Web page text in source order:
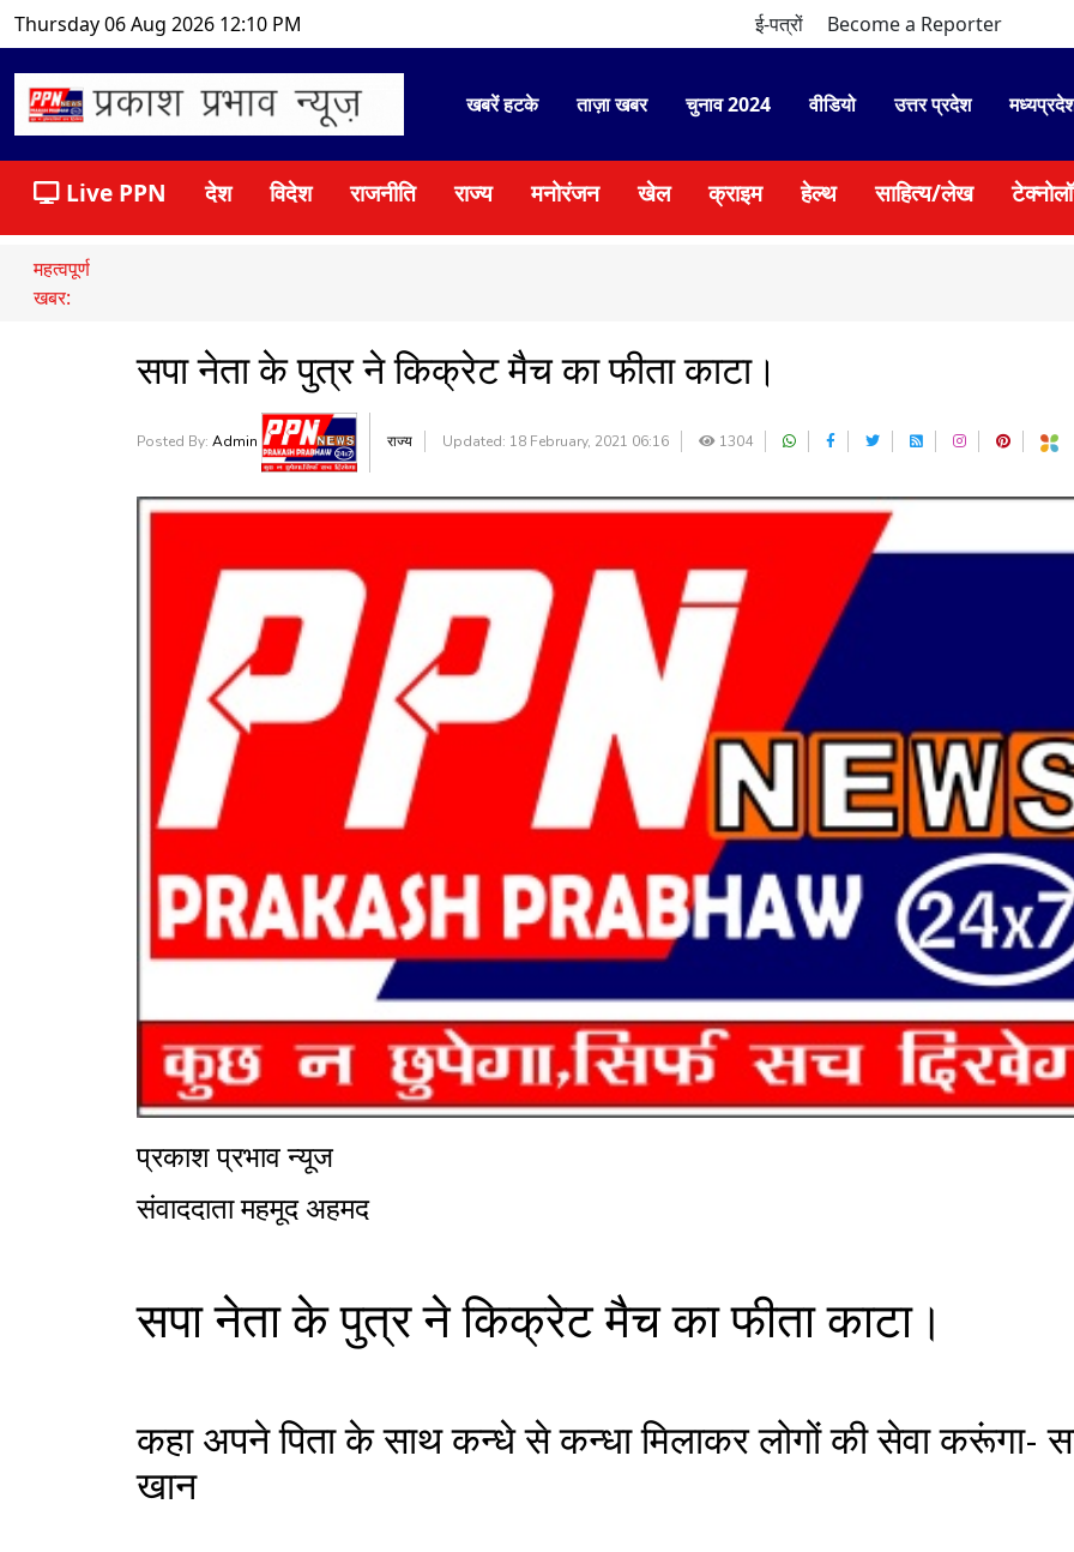
Thursday 06 Aug 2026 12:10 PM ई-पत्रों Become a Reporter
खबरें हटके ताज़ा खबर चुनाव 2024 वीडियो उत्तर प्रदेश
Live PPN देश विदेश राजनीति राज्य मनोरंजन खेल क्राइम हेल्थ साहित्य/लेख
महत्वपूर्ण
खबर:
सपा नेता के पुत्र ने किक्रेट मैच का फीता काटा।
Posted By: Admin राज्य Updated: 18 February, 2021 06:16 1304
प्रकाश प्रभाव न्यूज
संवाददाता महमूद अहमद
सपा नेता के पुत्र ने किक्रेट मैच का फीता काटा।
कहा अपने पिता के साथ कन्धे से कन्धा मिलाकर लोगों की सेवा करूंगा-
खान